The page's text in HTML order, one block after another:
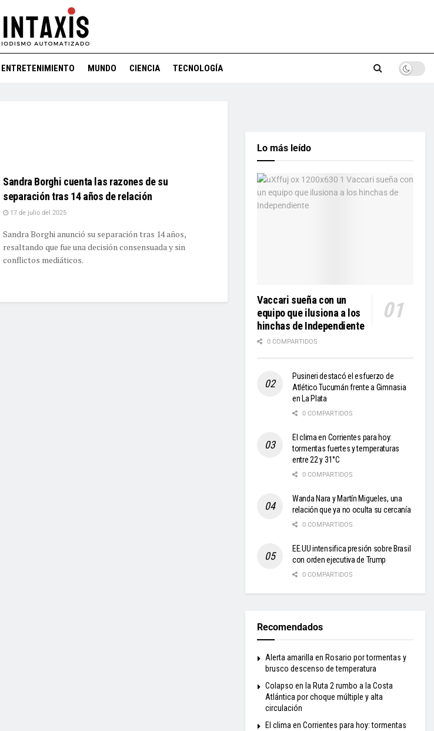
ENTRETENIMIENTO MUNDO CIENCIA TECNOLOGÍA
Sandra Borghi cuenta las razones de su
separación tras 14 años de relación
17 de julio del 2025
Sandra Borghi anunció su separación tras 14 años,
resaltando que fue una decisión consensuada y sin
conflictos mediáticos.
Lo más leído
Vaccari sueña con un
equipo que ilusiona a los
hinchas de Independiente
0 COMPARTIDOS
Pusineri destacó el esfuerzo de
Atlético Tucumán frente a Gimnasia
en La Plata
0 COMPARTIDOS
El clima en Corrientes para hoy:
tormentas fuertes y temperaturas
entre 22 y 31°C
0 COMPARTIDOS
Wanda Nara y Martín Migueles, una
relación que ya no oculta su cercanía
0 COMPARTIDOS
EE.UU intensifica presión sobre Brasil
con orden ejecutiva de Trump
0 COMPARTIDOS
Recomendados
Alerta amarilla en Rosario por tormentas y
brusco descenso de temperatura
Colapso en la Ruta 2 rumbo a la Costa
Atlántica por choque múltiple y alta
circulación
El clima en Corrientes para hoy: tormentas